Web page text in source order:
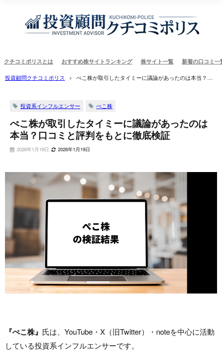
クチコミポリスとは おすすめ株サイトランキング 株サイト一覧 新着の口コミ一
投資顧問クチコミポリス
ぺこ株が取引したタイミーに議論があったのは本当？口
投資系インフルエンサー ぺこ株
ぺこ株が取引したタイミーに議論があったのは
本当？口コミと評判をもとに徹底検証
2026年1月19日 2026年1月19日
『ぺこ株』 氏は、YouTube・X（旧Twitter）・noteを中心に活動
している投資系インフルエンサーです。